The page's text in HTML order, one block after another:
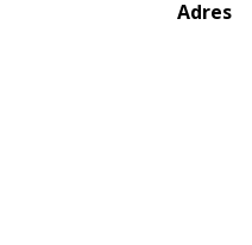
Adres